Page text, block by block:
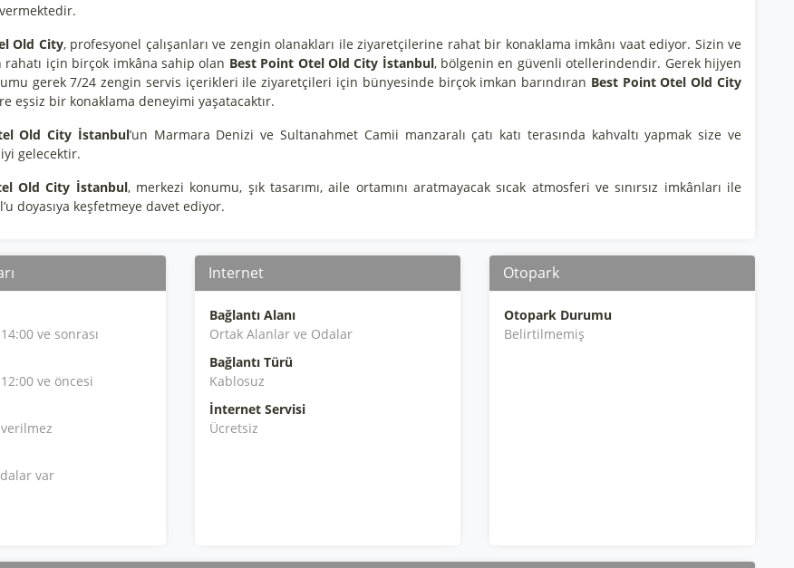
Old City, profesyonel çalışanları ve zengin olanakları ile ziyaretçilerine rahat bir konaklama imkânı vaat ediyor. Sizin ve
için birçok imkâna sahip olan Best Point Otel Old City İstanbul, bölgenin en güvenli otellerindendir. Gerek hijyen
gerek 7/24 zengin servis içerikleri ile ziyaretçileri için bünyesinde birçok imkan barındıran Best Point Otel Old City
eşsiz bir konaklama deneyimi yaşatacaktır.
Old City İstanbul’un Marmara Denizi ve Sultanahmet Camii manzaralı çatı katı terasında kahvaltı yapmak size ve
gelecektir.
Old City İstanbul, merkezi konumu, şık tasarımı, aile ortamını aratmayacak sıcak atmosferi ve sınırsız imkânları ile
doyasıya keşfetmeye davet ediyor.
ve sonrası
ve öncesi
var
Internet
Bağlantı Alanı
Ortak Alanlar ve Odalar
Bağlantı Türü
Kablosuz
İnternet Servisi
Ücretsiz
Otopark
Otopark Durumu
Belirtilmemiş